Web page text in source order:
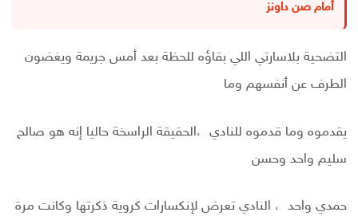
أمام صن داونز
التضحية بلاسارتي اللي بقاؤه للحظة بعد أمس جريمة ويغضون
الطرف عن أنفسهم وما
يقدموه وما قدموه للنادي ،الحقيقة الراسخة حاليا إنه هو صالح
سليم واحد وحسن
حمدي واحد ، النادي تعرض لإنكسارات كروية ذكرتها وكانت مرة